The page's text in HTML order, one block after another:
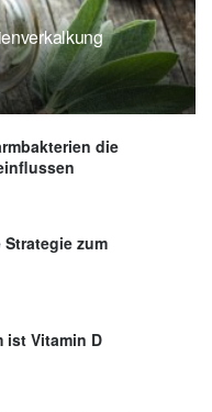
die
zum
ist Vitamin D